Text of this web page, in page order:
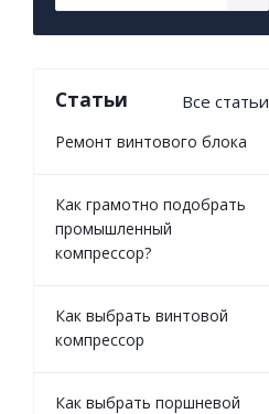
Статьи Все статьи
Ремонт винтового блока
Как грамотно подобрать
промышленный
компрессор?
Как выбрать винтовой
компрессор
Как выбрать поршневой